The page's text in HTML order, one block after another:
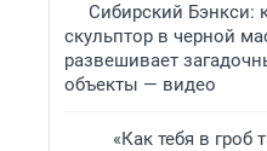
Сибирский Бэнкси:
скульптор в черной
развешивает
объекты — видео
«Как тебя в гроб